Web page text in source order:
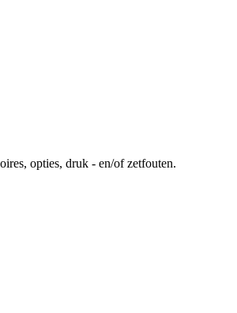
opties, druk - en/of zetfouten.